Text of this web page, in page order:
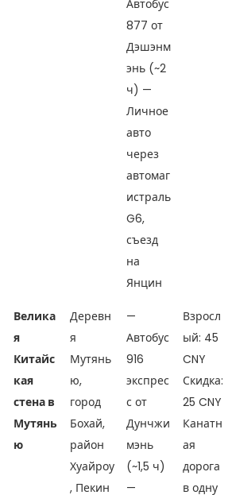
Автобус
877 от
Дэшэнм
энь (~2
ч) —
Личное
авто
через
автомаг
истраль
G6,
съезд
на
Янцин
Велика
я
Китайс
кая
стена в
Мутянь
ю
Деревн
я
Мутянь
ю,
город
Бохай,
район
Хуайроу
, Пекин
—
Автобус
916
экспрес
с от
Дунчжи
мэнь
(~1,5 ч)
—
Взросл
ый: 45
CNY
Скидка:
25 CNY
Канатн
ая
дорога
в одну